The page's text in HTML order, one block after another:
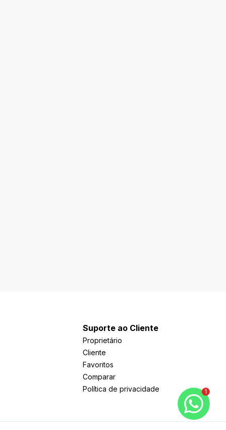
Suporte ao Cliente
Proprietário
Cliente
Favoritos
Comparar
Política de privacidade
1